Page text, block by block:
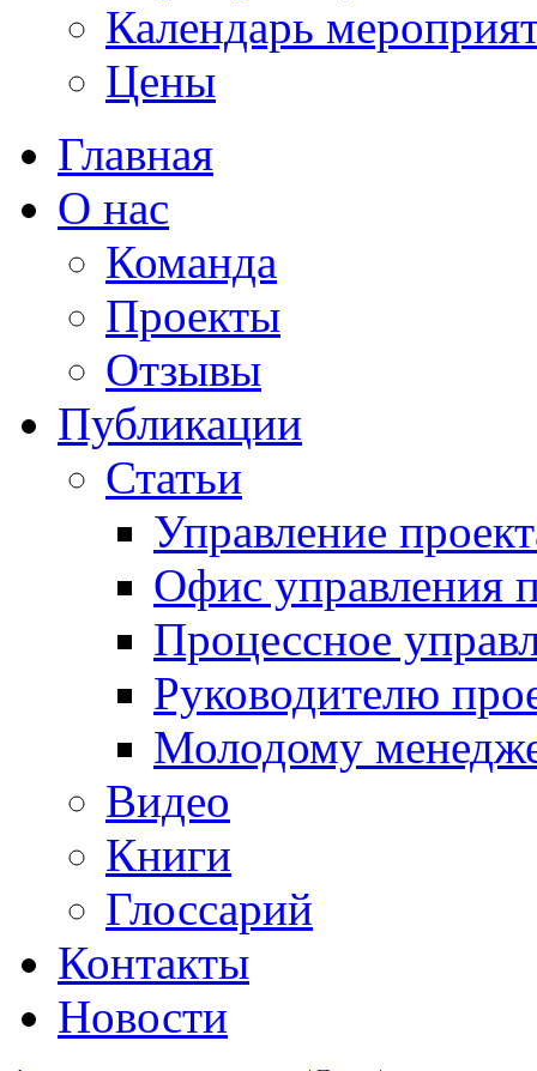
Календарь
Цены
Главная
О нас
Команда
Проекты
Отзывы
Публикации
Статьи
Управление
Офис управления
Процессное
Руководителю
Молодому
Видео
Книги
Глоссарий
Контакты
Новости